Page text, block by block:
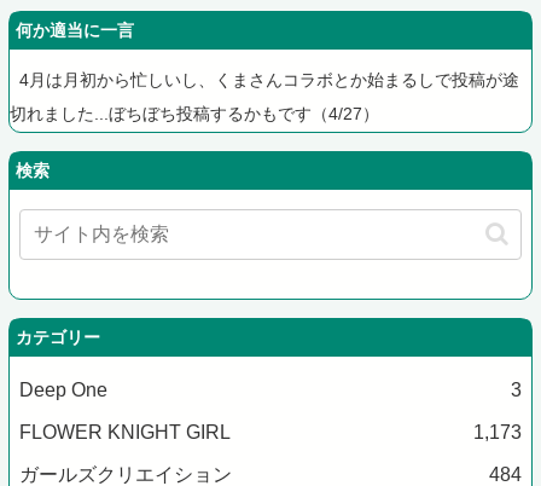
何か適当に一言
4月は月初から忙しいし、くまさんコラボとか始まるしで投稿が途
切れました...ぼちぼち投稿するかもです（4/27）
検索
カテゴリー
Deep One 3
FLOWER KNIGHT GIRL 1,173
ガールズクリエイション 484